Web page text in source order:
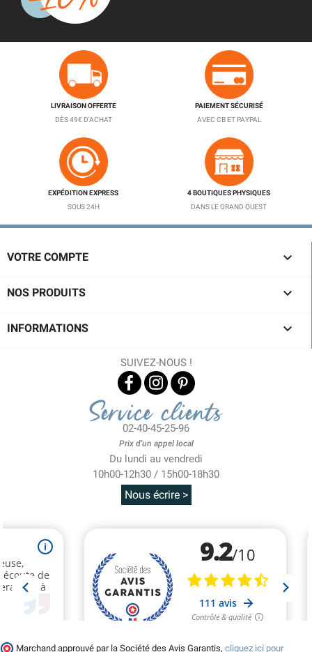
LIVRAISON OFFERTE
DÈS 49€ D'ACHAT
PAIEMENT SÉCURISÉ
AVEC CB ET PAYPAL
EXPÉDITION EXPRESS
SOUS 24H
4 BOUTIQUES PHYSIQUES
DANS LE GRAND OUEST
VOTRE COMPTE 
NOS PRODUITS 
INFORMATIONS 
SUIVEZ-NOUS !
Service clients
02-40-45-25-96
Prix d'un appel local
Du lundi au vendredi
10h00-12h30 / 15h00-18h30
Nous écrire >
Marchand approuvé par la Société des Avis Garantis, cliquez ici pour